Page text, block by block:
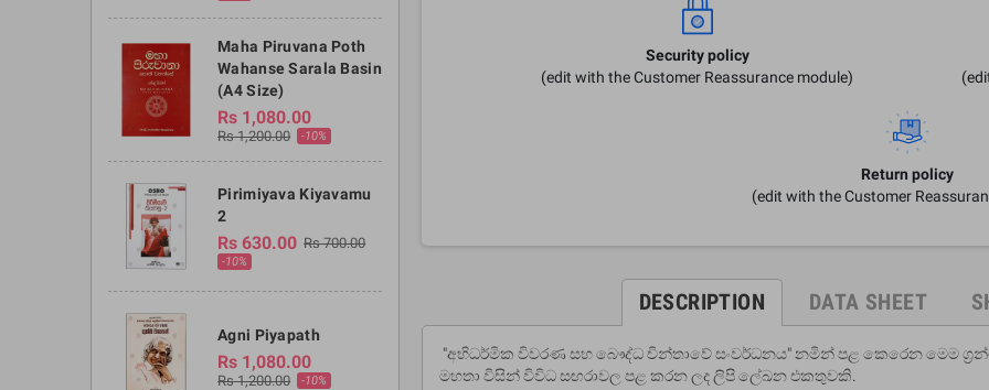
Maha Piruvana Poth
Wahanse Sarala Basin
(A4 Size)
Rs 1,080.00
Rs 1,200.00 -10%
Pirimiyava Kiyavamu
2
Rs 630.00 Rs 700.00
-10%
Agni Piyapath
Rs 1,080.00
Rs 1,200.00 -10%
Security policy
(edit with the Customer Reassurance module)
Return policy
(edit with the Customer
DESCRIPTION DATA SHEET
"අභිධර්මික විවරණ සහ බෞද්ධ චින්තාවේ සංවර්ධනය" නමින් පළ කෙරෙන මෙම
මහතා විසින් විවිධ සඟරාවල පළ කරන ලද ලිපි ලේඛන එකතුවකි.